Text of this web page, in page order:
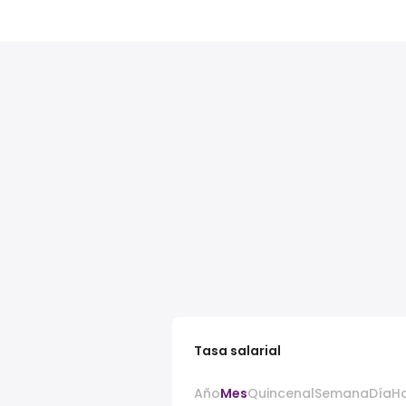
Tasa salarial
AñoMesQuincenalSemanaDía